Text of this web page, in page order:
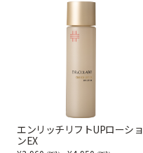
エンリッチリフトUPローショ
ンEX